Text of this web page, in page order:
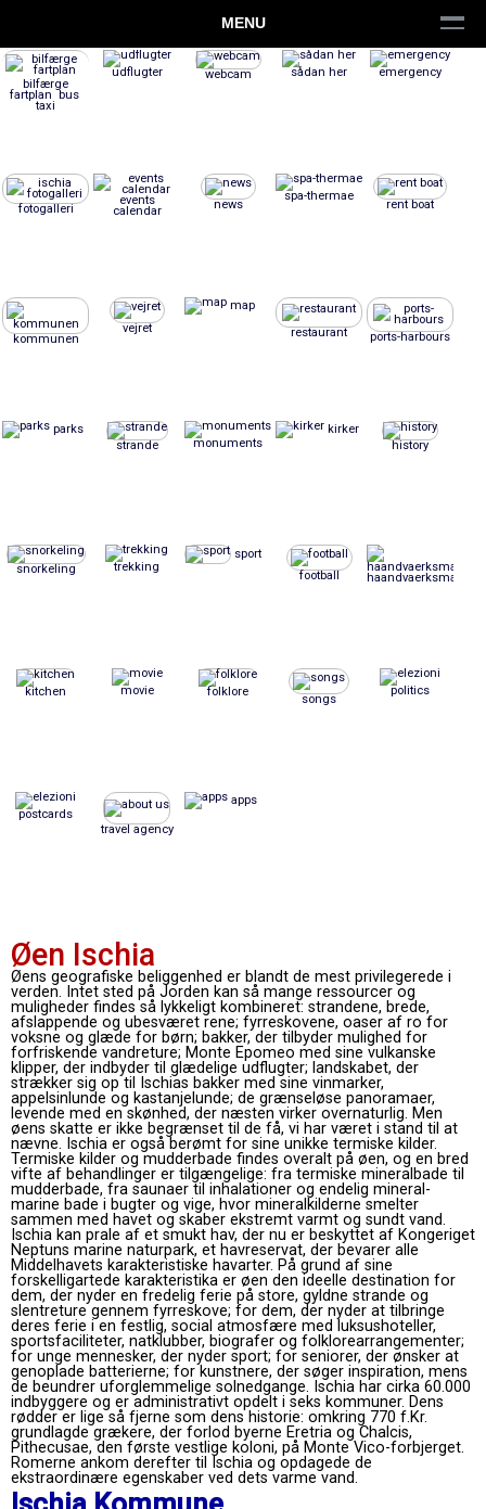
MENU
bilfærge
fartplan bus
taxi
udflugter webcam sådan her emergency
fotogalleri
events
calendar news
spa-thermae
rent boat
kommunen
vejret
map
restaurant
ports-harbours
parks
strande
monuments
kirker
history
snorkeling trekking
sport
football
kitchen movie folklore
songs
politics
postcards
travel agency
apps
Øen Ischia
Øens geografiske beliggenhed er blandt de mest privilegerede i
verden. Intet sted på Jorden kan så mange ressourcer og
muligheder findes så lykkeligt kombineret: strandene, brede,
afslappende og ubesværet rene; fyrreskovene, oaser af ro for
voksne og glæde for børn; bakker, der tilbyder mulighed for
forfriskende vandreture; Monte Epomeo med sine vulkanske
klipper, der indbyder til glædelige udflugter; landskabet, der
strækker sig op til Ischias bakker med sine vinmarker,
appelsinlunde og kastanjelunde; de ​​grænseløse panoramaer,
levende med en skønhed, der næsten virker overnaturlig. Men
øens skatte er ikke begrænset til de få, vi har været i stand til at
nævne. Ischia er også berømt for sine unikke termiske kilder.
Termiske kilder og mudderbade findes overalt på øen, og en bred
vifte af behandlinger er tilgængelige: fra termiske mineralbade til
mudderbade, fra saunaer til inhalationer og endelig mineral-
marine bade i bugter og vige, hvor mineralkilderne smelter
sammen med havet og skaber ekstremt varmt og sundt vand.
Ischia kan prale af et smukt hav, der nu er beskyttet af Kongeriget
Neptuns marine naturpark, et havreservat, der bevarer alle
Middelhavets karakteristiske havarter. På grund af sine
forskelligartede karakteristika er øen den ideelle destination for
dem, der nyder en fredelig ferie på store, gyldne strande og
slentreture gennem fyrreskove; for dem, der nyder at tilbringe
deres ferie i en festlig, social atmosfære med luksushoteller,
sportsfaciliteter, natklubber, biografer og folklorearrangementer;
for unge mennesker, der nyder sport; for seniorer, der ønsker at
genoplade batterierne; for kunstnere, der søger inspiration, mens
de beundrer uforglemmelige solnedgange. Ischia har cirka 60.000
indbyggere og er administrativt opdelt i seks kommuner. Dens
rødder er lige så fjerne som dens historie: omkring 770 f.Kr.
grundlagde grækere, der forlod byerne Eretria og Chalcis,
Pithecusae, den første vestlige koloni, på Monte Vico-forbjerget.
Romerne ankom derefter til Ischia og opdagede de
ekstraordinære egenskaber ved dets varme vand.